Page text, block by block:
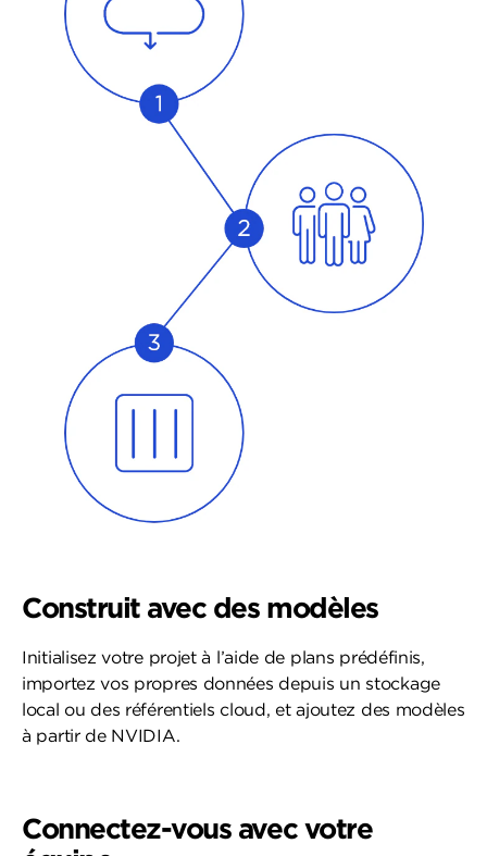
Construit avec des modèles
Initialisez votre projet à l’aide de plans prédéfinis,
importez vos propres données depuis un stockage
local ou des référentiels cloud, et ajoutez des modèles
à partir de NVIDIA.
Connectez-vous avec votre